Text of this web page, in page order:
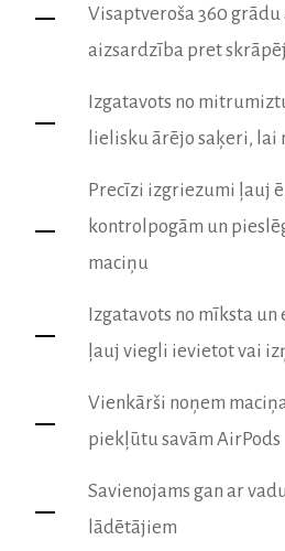
Visaptveroša 360
aizsardzība pret
Izgatavots no
lielisku ārējo saķeri, lai
Precīzi izgriezumi ļauj
kontrolpogām un
maciņu
Izgatavots no mīksta un
ļauj viegli ievietot vai
Vienkārši noņem
piekļūtu savām AirPods
Savienojams gan ar
lādētājiem